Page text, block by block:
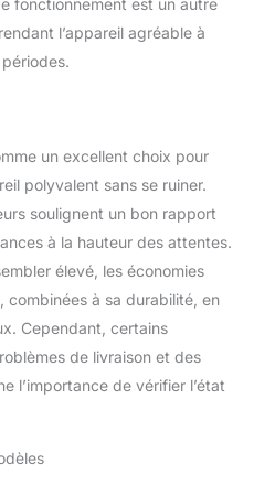
fonctionnement est un autre
l’appareil agréable à
un excellent choix pour
polyvalent sans se ruiner.
soulignent un bon rapport
à la hauteur des attentes.
élevé, les économies
combinées à sa durabilité, en
Cependant, certains
de livraison et des
l’importance de vérifier l’état